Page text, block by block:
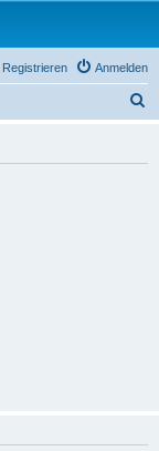
Anmelden
Registrieren